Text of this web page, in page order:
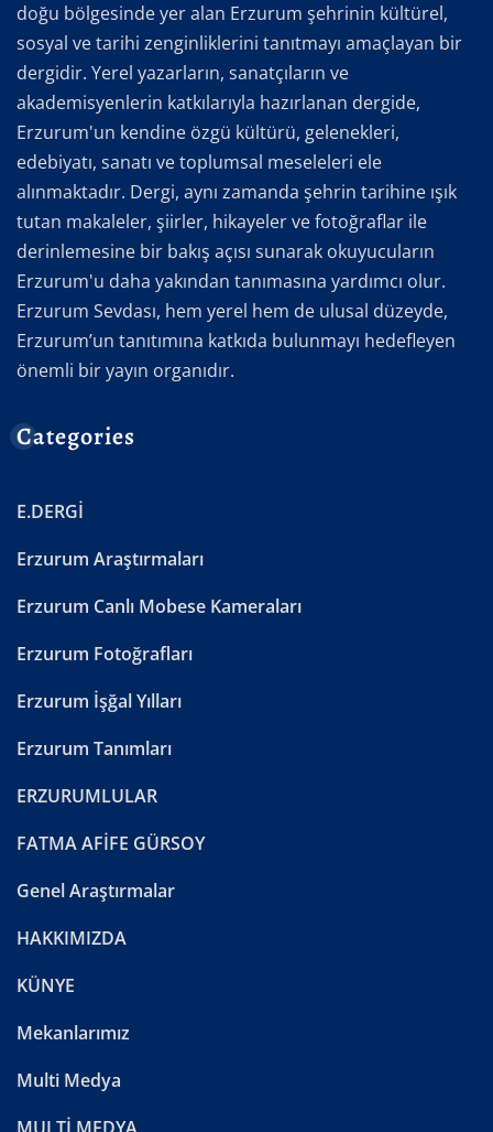
doğu bölgesinde yer alan Erzurum şehrinin kültürel,
sosyal ve tarihi zenginliklerini tanıtmayı amaçlayan bir
dergidir. Yerel yazarların, sanatçıların ve
akademisyenlerin katkılarıyla hazırlanan dergide,
Erzurum'un kendine özgü kültürü, gelenekleri,
edebiyatı, sanatı ve toplumsal meseleleri ele
alınmaktadır. Dergi, aynı zamanda şehrin tarihine ışık
tutan makaleler, şiirler, hikayeler ve fotoğraflar ile
derinlemesine bir bakış açısı sunarak okuyucuların
Erzurum'u daha yakından tanımasına yardımcı olur.
Erzurum Sevdası, hem yerel hem de ulusal düzeyde,
Erzurum’un tanıtımına katkıda bulunmayı hedefleyen
önemli bir yayın organıdır.
Categories
E.DERGİ
Erzurum Araştırmaları
Erzurum Canlı Mobese Kameraları
Erzurum Fotoğrafları
Erzurum İşğal Yılları
Erzurum Tanımları
ERZURUMLULAR
FATMA AFİFE GÜRSOY
Genel Araştırmalar
HAKKIMIZDA
KÜNYE
Mekanlarımız
Multi Medya